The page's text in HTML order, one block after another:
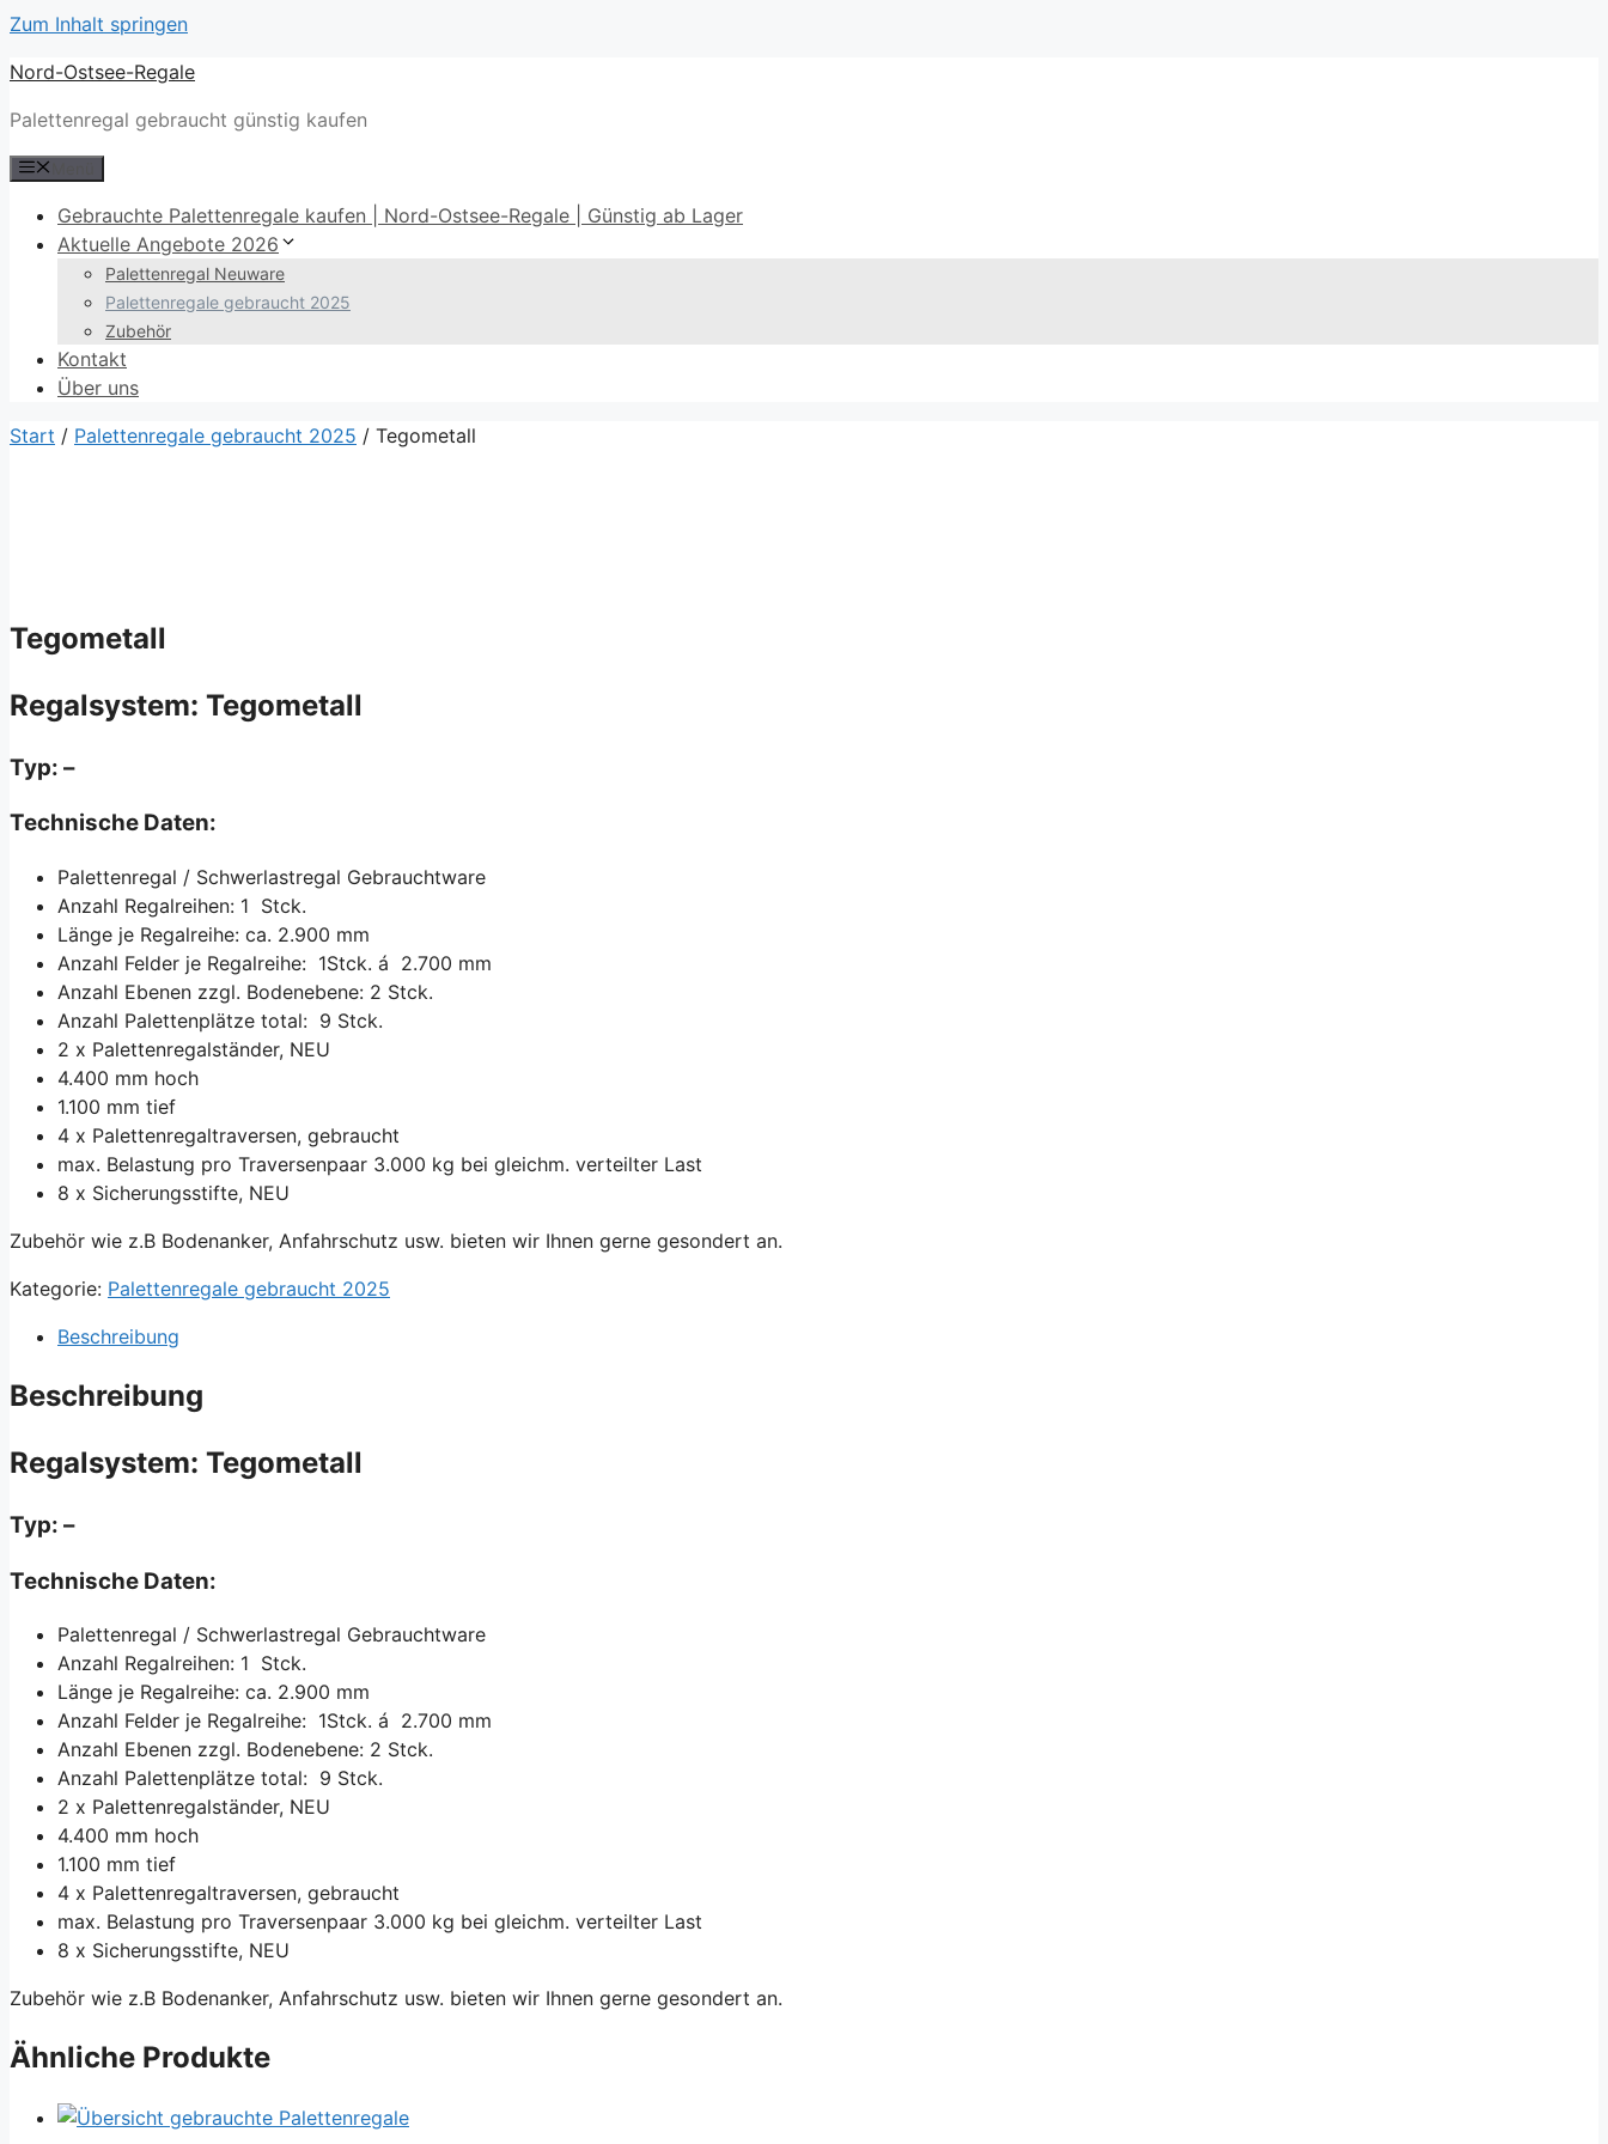
Zum Inhalt springen
Nord-Ostsee-Regale
Palettenregal gebraucht günstig kaufen
Gebrauchte Palettenregale kaufen | Nord-Ostsee-Regale | Günstig ab Lager
Aktuelle Angebote 2026
Palettenregal Neuware
Palettenregale gebraucht 2025
Zubehör
Kontakt
Über uns
Start / Palettenregale gebraucht 2025 / Tegometall
Tegometall
Regalsystem: Tegometall
Typ: –
Technische Daten:
Palettenregal / Schwerlastregal Gebrauchtware
Anzahl Regalreihen: 1 Stck.
Länge je Regalreihe: ca. 2.900 mm
Anzahl Felder je Regalreihe: 1Stck. á 2.700 mm
Anzahl Ebenen zzgl. Bodenebene: 2 Stck.
Anzahl Palettenplätze total: 9 Stck.
2 x Palettenregalständer, NEU
4.400 mm hoch
1.100 mm tief
4 x Palettenregaltraversen, gebraucht
max. Belastung pro Traversenpaar 3.000 kg bei gleichm. verteilter Last
8 x Sicherungsstifte, NEU
Zubehör wie z.B Bodenanker, Anfahrschutz usw. bieten wir Ihnen gerne gesondert an.
Kategorie: Palettenregale gebraucht 2025
Beschreibung
Beschreibung
Regalsystem: Tegometall
Typ: –
Technische Daten:
Palettenregal / Schwerlastregal Gebrauchtware
Anzahl Regalreihen: 1 Stck.
Länge je Regalreihe: ca. 2.900 mm
Anzahl Felder je Regalreihe: 1Stck. á 2.700 mm
Anzahl Ebenen zzgl. Bodenebene: 2 Stck.
Anzahl Palettenplätze total: 9 Stck.
2 x Palettenregalständer, NEU
4.400 mm hoch
1.100 mm tief
4 x Palettenregaltraversen, gebraucht
max. Belastung pro Traversenpaar 3.000 kg bei gleichm. verteilter Last
8 x Sicherungsstifte, NEU
Zubehör wie z.B Bodenanker, Anfahrschutz usw. bieten wir Ihnen gerne gesondert an.
Ähnliche Produkte